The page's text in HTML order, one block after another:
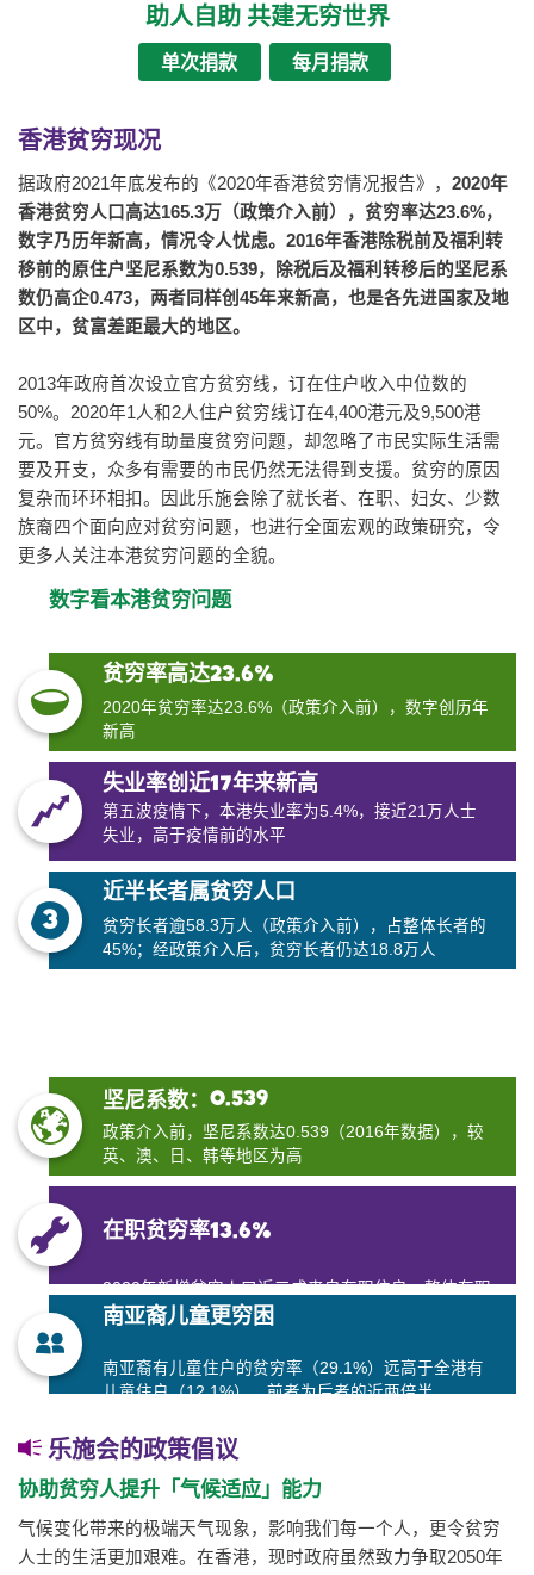
助人自助 共建无穷世界
单次捐款 每月捐款
香港贫穷现况
据政府2021年底发布的《2020年香港贫穷情况报告》， 2020年
香港贫穷人口高达165.3万（政策介入前），贫穷率达23.6%，
数字乃历年新高，情况令人忧虑。2016年香港除税前及福利转
移前的原住户坚尼系数为0.539，除税后及福利转移后的坚尼系
数仍高企0.473，两者同样创45年来新高，也是各先进国家及地
区中，贫富差距最大的地区。
2013年政府首次设立官方贫穷线，订在住户收入中位数的
50%。2020年1人和2人住户贫穷线订在4,400港元及9,500港
元。官方贫穷线有助量度贫穷问题，却忽略了市民实际生活需
要及开支，众多有需要的市民仍然无法得到支援。贫穷的原因
复杂而环环相扣。因此乐施会除了就长者、在职、妇女、少数
族裔四个面向应对贫穷问题，也进行全面宏观的政策研究，令
更多人关注本港贫穷问题的全貌。
数字看本港贫穷问题
贫穷率高达23.6%
2020年贫穷率达23.6%（政策介入前），数字创历年
新高
失业率创近17年来新高
第五波疫情下，本港失业率为5.4%，接近21万人士
失业，高于疫情前的水平
近半长者属贫穷人口
贫穷长者逾58.3万人（政策介入前），占整体长者的
45%；经政策介入后，贫穷长者仍达18.8万人
坚尼系数：0.539
政策介入前，坚尼系数达0.539（2016年数据），较
英、澳、日、韩等地区为高
在职贫穷率13.6%
2020年新增贫穷人口近三成来自在职住户，整体在职
贫穷人口高达80.5万名（政策介入前）
南亚裔儿童更穷困
南亚裔有儿童住户的贫穷率（29.1%）远高于全港有
儿童住户（12.1%），前者为后者的近两倍半
乐施会的政策倡议
协助贫穷人提升「气候适应」能力
气候变化带来的极端天气现象，影响我们每一个人，更令贫穷
人士的生活更加艰难。在香港，现时政府虽然致力争取2050年